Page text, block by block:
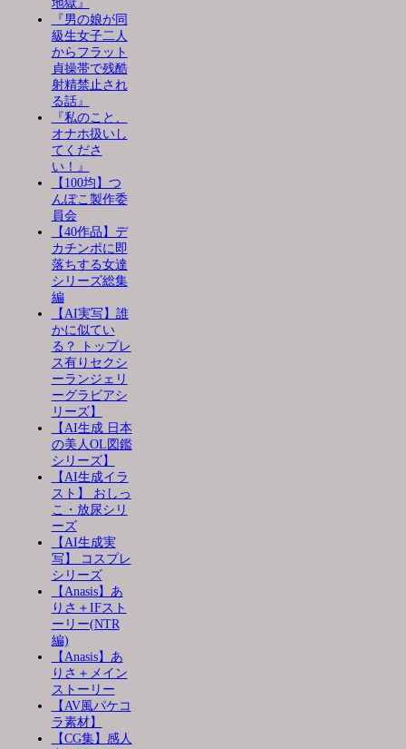
地獄』
『男の娘が同
級生女子二人
からフラット
貞操帯で残酷
射精禁止され
る話』
『私のこと、
オナホ扱いし
てくださ
い！』
【100均】つ
んぽこ製作委
員会
【40作品】デ
カチンポに即
落ちする女達
シリーズ総集
編
【AI実写】誰
かに似てい
る？ トップレ
ス有りセクシ
ーランジェリ
ーグラビアシ
リーズ】
【AI生成 日本
の美人OL図鑑
シリーズ】
【AI生成イラ
スト】 おしっ
こ・放尿シリ
ーズ
【AI生成実
写】 コスプレ
シリーズ
【Anasis】あ
りさ＋IFスト
ーリー(NTR
編)
【Anasis】あ
りさ＋メイン
ストーリー
【AV風パケコ
ラ素材】
【CG集】感人